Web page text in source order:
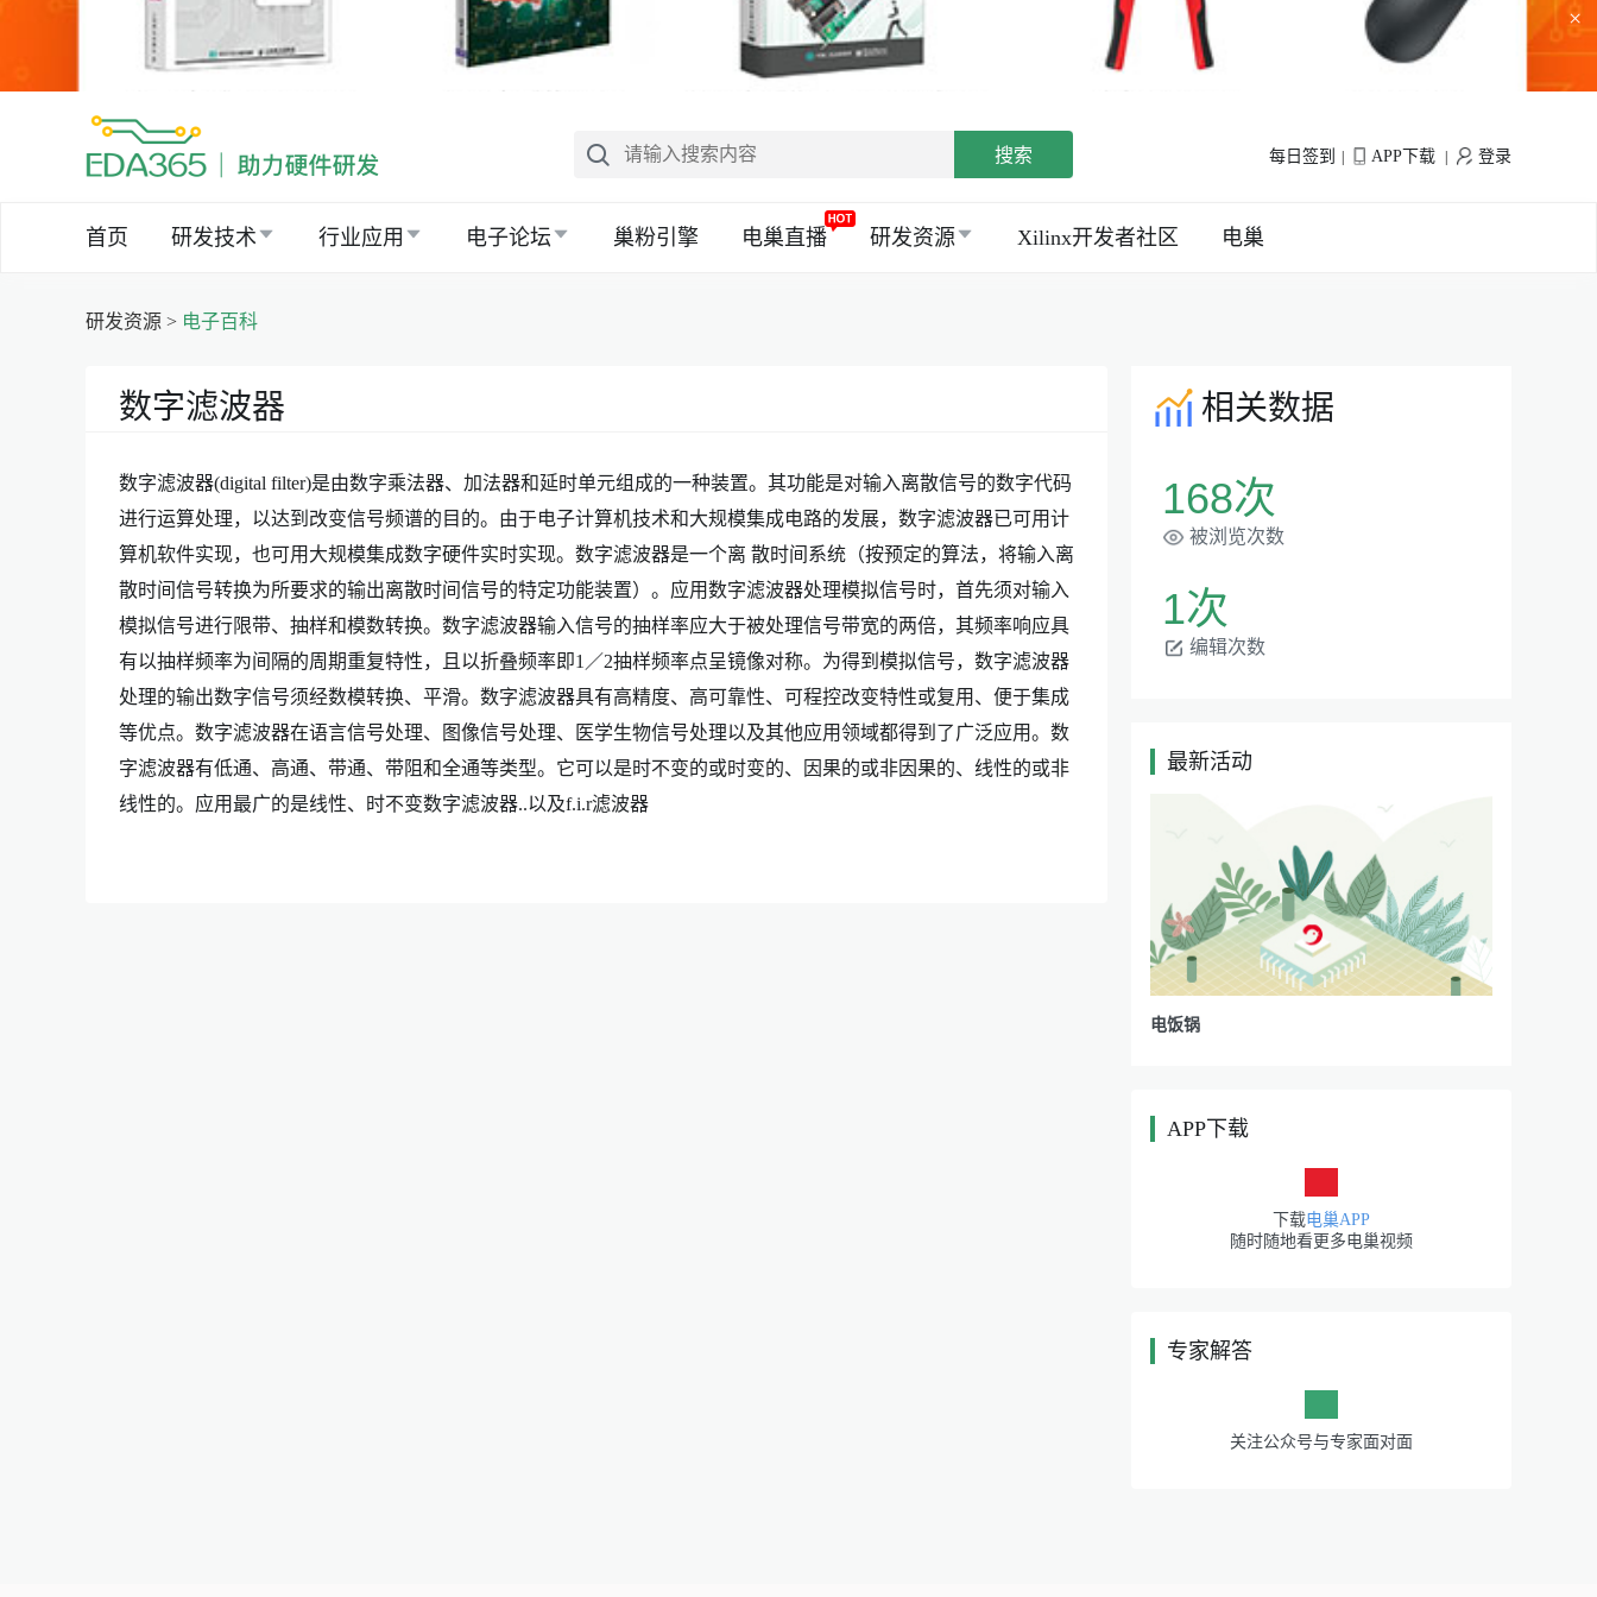
×
搜索 每日签到 APP下载 登录
首页 研发技术 行业应用 电子论坛 巢粉引擎 电巢直播 研发资源 Xilinx开发者社区 电巢
研发资源 > 电子百科
数字滤波器
数字滤波器(digital filter)是由数字乘法器、加法器和延时单元组成的一种装置。其功能是对输入离散信号的数字代码
进行运算处理，以达到改变信号频谱的目的。由于电子计算机技术和大规模集成电路的发展，数字滤波器已可用计
算机软件实现，也可用大规模集成数字硬件实时实现。数字滤波器是一个离 散时间系统（按预定的算法，将输入离
散时间信号转换为所要求的输出离散时间信号的特定功能装置）。应用数字滤波器处理模拟信号时，首先须对输入
模拟信号进行限带、抽样和模数转换。数字滤波器输入信号的抽样率应大于被处理信号带宽的两倍，其频率响应具
有以抽样频率为间隔的周期重复特性，且以折叠频率即1／2抽样频率点呈镜像对称。为得到模拟信号，数字滤波器
处理的输出数字信号须经数模转换、平滑。数字滤波器具有高精度、高可靠性、可程控改变特性或复用、便于集成
等优点。数字滤波器在语言信号处理、图像信号处理、医学生物信号处理以及其他应用领域都得到了广泛应用。数
字滤波器有低通、高通、带通、带阻和全通等类型。它可以是时不变的或时变的、因果的或非因果的、线性的或非
线性的。应用最广的是线性、时不变数字滤波器..以及f.i.r滤波器
相关数据
168次
被浏览次数
1次
编辑次数
最新活动
电饭锅
APP下载
下载电巢APP
随时随地看更多电巢视频
专家解答
关注公众号与专家面对面